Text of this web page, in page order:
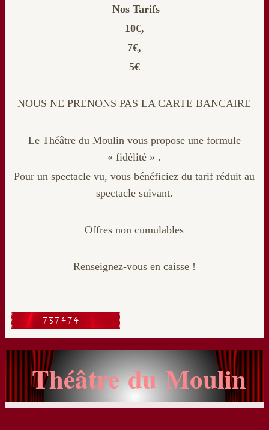
Nos Tarifs
10€,
7€,
5€
NOUS NE PRENONS PAS LA CARTE BANCAIRE
Le Théâtre du Moulin vous propose une formule
« fidélité » .
Pour un spectacle vu, vous bénéficiez du tarif réduit au
spectacle suivant.
Offres non cumulables
Renseignez-vous en caisse !
Théâtre du Moulin